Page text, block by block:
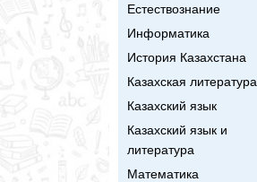
Естествознание
Информатика
История Казахстана
Казахская литература
Казахский язык
Казахский язык и
литература
Математика